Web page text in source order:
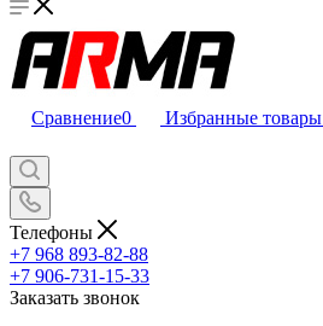
Сравнение0 Избранные товары
Телефоны
+7 968 893-82-88
+7 906-731-15-33
Заказать звонок